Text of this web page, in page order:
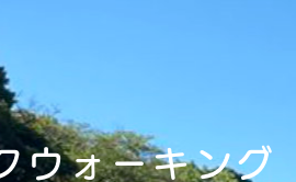
ウォーキング